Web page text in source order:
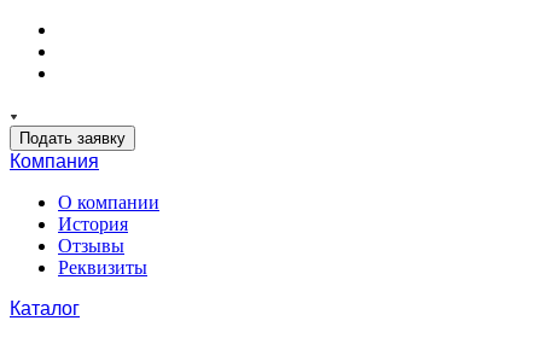
Подать заявку
Компания
О компании
История
Отзывы
Реквизиты
Каталог